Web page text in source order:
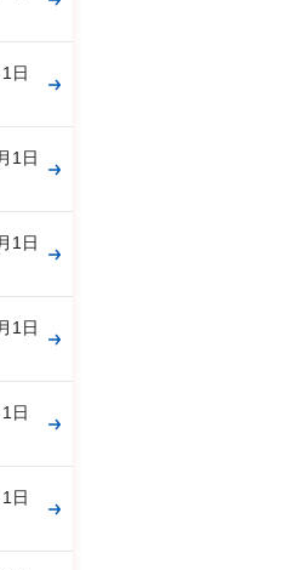
日
1日
1日
1日
日
日